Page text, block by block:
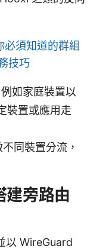
須知道的群組
技巧
如家庭裝置以
裝置或應用走
同裝置分流，
建旁路由
以 WireGuard